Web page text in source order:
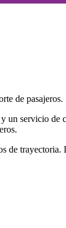
de pasajeros.
servicio
de